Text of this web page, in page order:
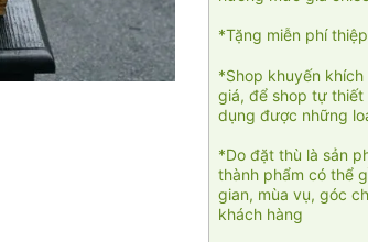
*Tặng miễn phí
*Shop khuyến
giá, để shop tự thiết
dụng được những
*Do đặt thù là sản
thành phẩm có thể
gian, mùa vụ, góc
khách hàng